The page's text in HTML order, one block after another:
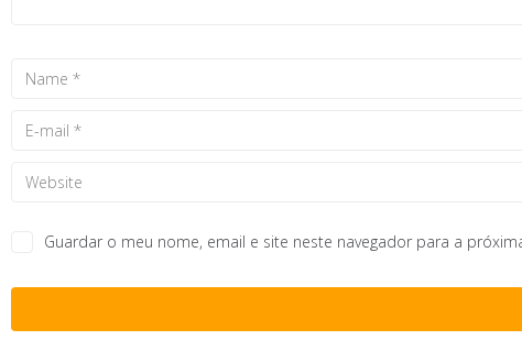
Guardar o meu nome, email e site neste navegador para a